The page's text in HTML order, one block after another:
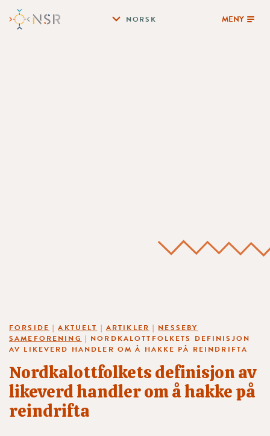
NORSK MENY
FORSIDE |AKTUELT | ARTIKLER | NESSEBY
SAMEFORENING | NORDKALOTTFOLKETS DEFINISJON
AV LIKEVERD HANDLER OM Å HAKKE PÅ REINDRIFTA
Nordkalottfolkets definisjon av
likeverd handler om å hakke på
reindrifta